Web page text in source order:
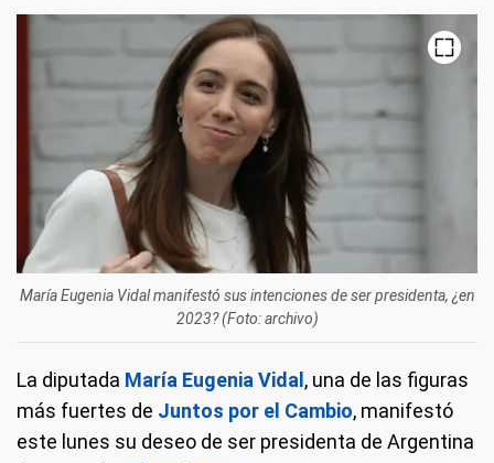
María Eugenia Vidal manifestó sus intenciones de ser presidenta, ¿en
2023? (Foto: archivo)
La diputada María Eugenia Vidal , una de las figuras
más fuertes de Juntos por el Cambio, manifestó
este lunes su deseo de ser presidenta de Argentina